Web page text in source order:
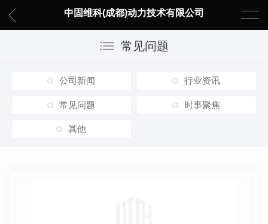
中固维科(成都)动力技术有限公司
常见问题
公司新闻 行业资讯
常见问题 时事聚焦
其他